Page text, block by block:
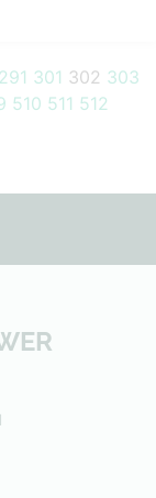
291 301 302 303
510 511 512